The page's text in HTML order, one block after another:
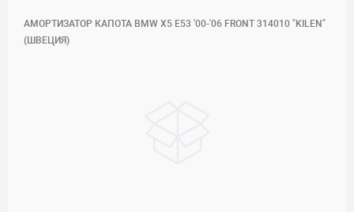
АМОРТИЗАТОР КАПОТА BMW X5 E53 '00-'06 FRONT 314010 "KILEN"
(ШВЕЦИЯ)